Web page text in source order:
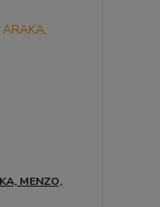
MENZO,